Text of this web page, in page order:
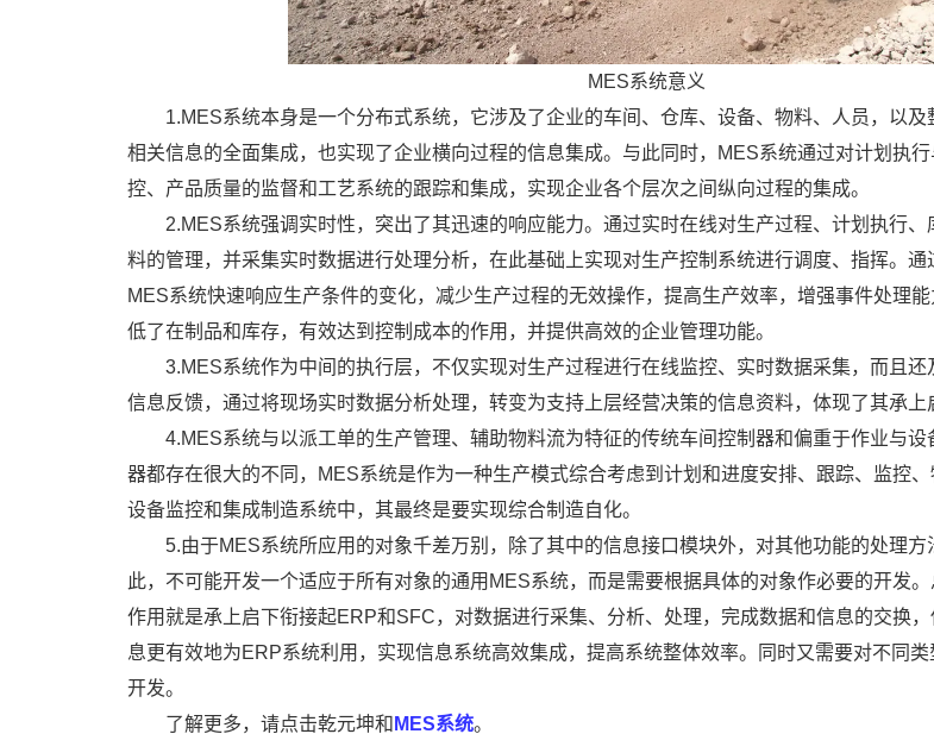
MES系统意义
1.MES系统本身是一个分布式系统，它涉及了企业的车间、仓库、设备、物料、人员，以
相关信息的全面集成，也实现了企业横向过程的信息集成。与此同时，MES系统通过对计划执
控、产品质量的监督和工艺系统的跟踪和集成，实现企业各个层次之间纵向过程的集成。
2.MES系统强调实时性，突出了其迅速的响应能力。通过实时在线对生产过程、计划执行
料的管理，并采集实时数据进行处理分析，在此基础上实现对生产控制系统进行调度、指挥。通
MES系统快速响应生产条件的变化，减少生产过程的无效操作，提高生产效率，增强事件处理
低了在制品和库存，有效达到控制成本的作用，并提供高效的企业管理功能。
3.MES系统作为中间的执行层，不仅实现对生产过程进行在线监控、实时数据采集，而且
信息反馈，通过将现场实时数据分析处理，转变为支持上层经营决策的信息资料，体现了其承上
4.MES系统与以派工单的生产管理、辅助物料流为特征的传统车间控制器和偏重于作业与设
器都存在很大的不同，MES系统是作为一种生产模式综合考虑到计划和进度安排、跟踪、监控、
设备监控和集成制造系统中，其最终是要实现综合制造自化。
5.由于MES系统所应用的对象千差万别，除了其中的信息接口模块外，对其他功能的处理方
此，不可能开发一个适应于所有对象的通用MES系统，而是需要根据具体的对象作必要的开发
作用就是承上启下衔接起ERP和SFC，对数据进行采集、分析、处理，完成数据和信息的交换
息更有效地为ERP系统利用，实现信息系统高效集成，提高系统整体效率。同时又需要对不同
开发。
了解更多，请点击乾元坤和 MES系统。